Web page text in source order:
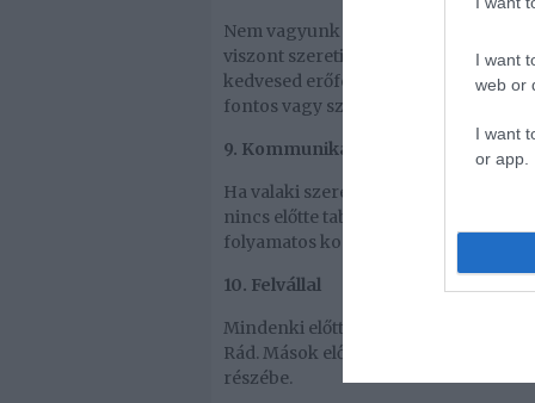
I want
web or
I want
or app.
Nem vagyunk egyformák. Van,
viszont szeretik hallani is, hogy a
kedvesed erőfeszítéseket tesz azért,
fontos vagy számára.
9. Kommunikál Veled
Ha valaki szeret Téged, akkor akár a
nincs előtte tabutéma, amelyben ne
folyamatos kommunikáció egy
10. Felvállal
Mindenki előtt, aki számára fontos.
Rád. Mások előtt kiemeli a jó
részébe.